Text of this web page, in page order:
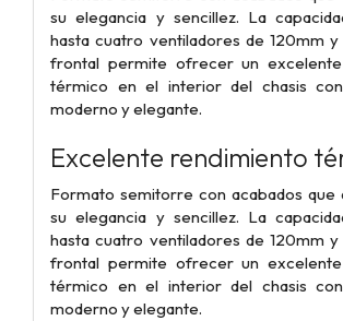
su elegancia y sencillez. La
hasta cuatro ventiladores de 120mm
frontal permite ofrecer un
térmico en el interior del chasis
moderno y elegante.
Excelente rendimiento
Formato semitorre con acabados que
su elegancia y sencillez. La
hasta cuatro ventiladores de 120mm
frontal permite ofrecer un
térmico en el interior del chasis
moderno y elegante.